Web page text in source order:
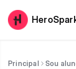
Principal Sou